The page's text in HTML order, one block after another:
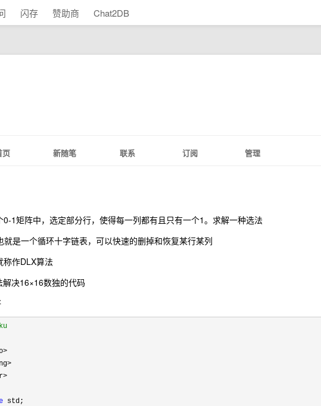
闪存 赞助商 Chat2DB
页 新随笔 联系 订阅 管理
1矩阵中，选定部分行，使得每一列都有且只有一个1。求解一种选法
是一个循环十字链表，可以快速的删掉和恢复某行某列
称作DLX算法
决16×16数独的代码